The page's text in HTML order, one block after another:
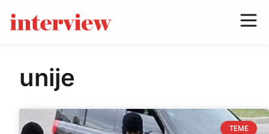
unije
TEME